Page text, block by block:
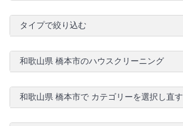
タイプで絞り込む
和歌山県 橋本市のハウスクリーニング
和歌山県 橋本市で カテゴリーを選択し直す